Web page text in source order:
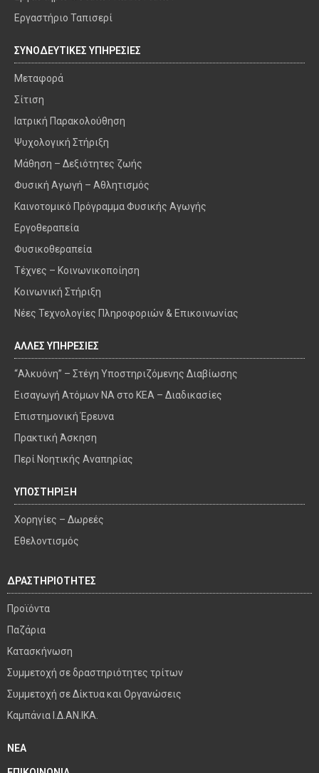
Εργαστήριο Ταπισερί
ΣΥΝΟΔΕΥΤΙΚΕΣ ΥΠΗΡΕΣΙΕΣ
Μεταφορά
Σίτιση
Ιατρική Παρακολούθηση
Ψυχολογική Στήριξη
Μάθηση – Δεξιότητες ζωής
Φυσική Αγωγή – Αθλητισμός
Καινοτομικό Πρόγραμμα Φυσικής Αγωγής
Εργοθεραπεία
Φυσικοθεραπεία
Τέχνες – Κοινωνικοποίηση
Κοινωνική Στήριξη
Νέες Τεχνολογίες Πληροφοριών & Επικοινωνίας
ΑΛΛΕΣ ΥΠΗΡΕΣΙΕΣ
“Αλκυόνη” – Στέγη Υποστηριζόμενης Διαβίωσης
Εισαγωγή Ατόμων ΝΑ στο ΚΕΑ – Διαδικασίες
Επιστημονική Έρευνα
Πρακτική Άσκηση
Περί Νοητικής Αναπηρίας
ΥΠΟΣΤΗΡΙΞΗ
Χορηγίες – Δωρεές
Εθελοντισμός
ΔΡΑΣΤΗΡΙΟΤΗΤΕΣ
Προϊόντα
Παζάρια
Κατασκήνωση
Συμμετοχή σε δραστηριότητες τρίτων
Συμμετοχή σε Δίκτυα και Οργανώσεις
Καμπάνια Ι.Δ.ΑΝ.ΙΚΑ.
ΝΕΑ